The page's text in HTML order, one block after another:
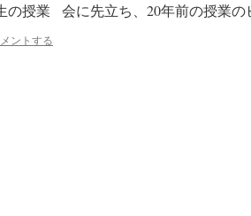
授業 会に先立ち、20年前の授業
ントする